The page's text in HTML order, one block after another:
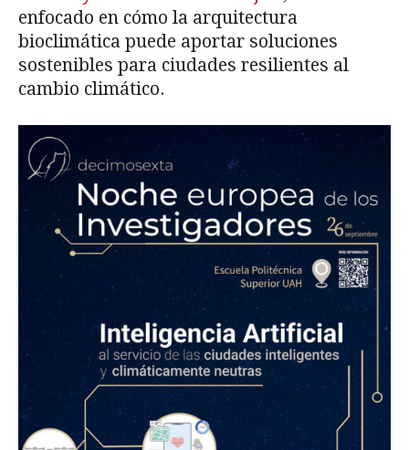
enfocado en cómo la arquitectura
bioclimática puede aportar soluciones
sostenibles para ciudades resilientes al
cambio climático.